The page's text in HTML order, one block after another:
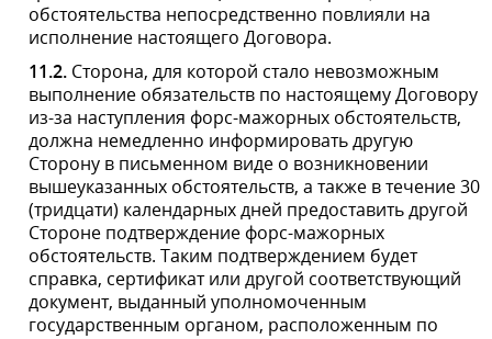
месяцев, каждая из Сторон вправе расторгнуть
настоящий Договор в одностороннем порядке,
письменно уведомив об этом другую сторону.
Несмотря на наступление форс-мажора, перед
прекращением настоящего Договора вследствие
форс-мажорных обстоятельств Стороны
осуществляют окончательные взаиморасчеты.
12.
ПРОЧИЕ УСЛОВИЯ ДОГОВОРА
12.1.Информация, предоставляемая Покупателем
является конфиденциальной. Информация о
Покупателе используется исключительно в целях
выполнения его Заказа (отправки сообщения
продавцу о заказе Товара, отправки рекламных